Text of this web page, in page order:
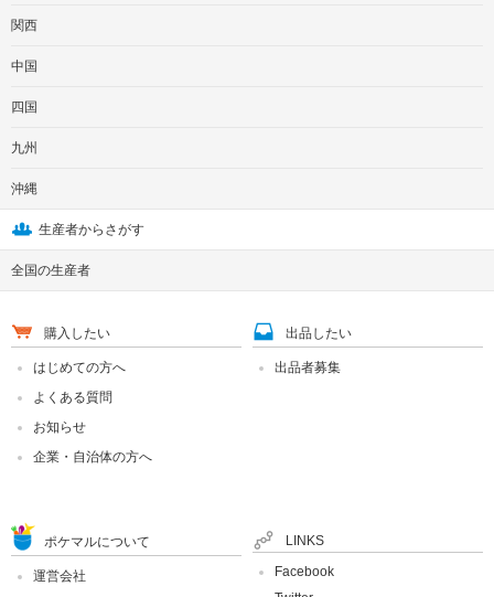
関西
中国
四国
九州
沖縄
生産者からさがす
全国の生産者
購入したい
はじめての方へ
よくある質問
お知らせ
企業・自治体の方へ
出品したい
出品者募集
ポケマルについて
運営会社
LINKS
Facebook